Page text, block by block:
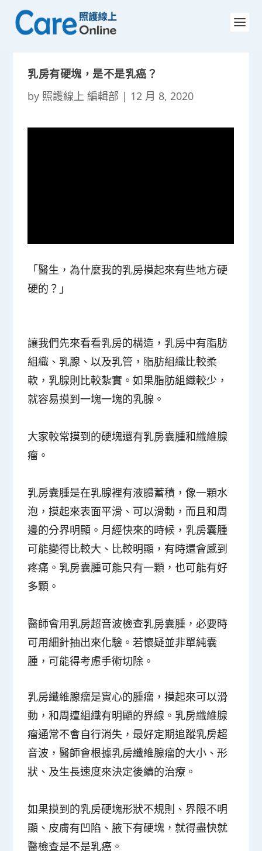
乳房有硬塊，是不是乳癌？
by 照護線上 編輯部 | 12 月 8, 2020
「醫生，為什麼我的乳房摸起來有些地方硬
硬的？」
讓我們先來看看乳房的構造，乳房中有脂肪
組織、乳腺、以及乳管，脂肪組織比較柔
軟，乳腺則比較紮實。如果脂肪組織較少，
就容易摸到一塊一塊的乳腺。
大家較常摸到的硬塊還有乳房囊腫和纖維腺
瘤。
乳房囊腫是在乳腺裡有液體蓄積，像一顆水
泡，摸起來表面平滑、可以滑動，而且和周
邊的分界明顯。月經快來的時候，乳房囊腫
可能變得比較大、比較明顯，有時還會感到
疼痛。乳房囊腫可能只有一顆，也可能有好
多顆。
醫師會用乳房超音波檢查乳房囊腫，必要時
可用細針抽出來化驗。若懷疑並非單純囊
腫，可能得考慮手術切除。
乳房纖維腺瘤是實心的腫瘤，摸起來可以滑
動，和周遭組織有明顯的界線。乳房纖維腺
瘤通常不會自行消失，最好定期追蹤乳房超
音波，醫師會根據乳房纖維腺瘤的大小、形
狀、及生長速度來決定後續的治療。
如果摸到的乳房硬塊形狀不規則、界限不明
顯、皮膚有凹陷、腋下有硬塊，就得盡快就
醫檢查是不是乳癌。